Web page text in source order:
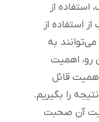
از
از استفاده از
به
رو، اهمیت
قائل
را بگیریم.
آن صحبت